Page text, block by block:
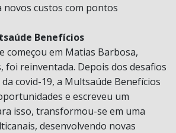
novos custos com pontos
Benefícios
começou em Matias Barbosa,
foi reinventada. Depois dos desafios
covid-19, a Multsaúde Benefícios
e escreveu um
isso, transformou-se em uma
desenvolvendo novas